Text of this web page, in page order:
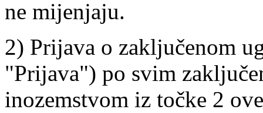
ne mijenjaju.
2) Prijava o zaključenom
"Prijava") po svim
inozemstvom iz točke 2